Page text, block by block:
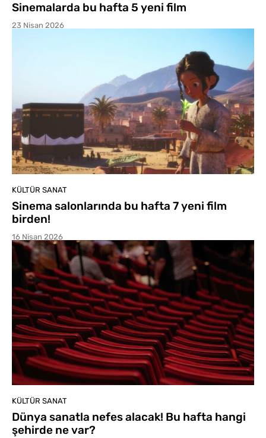
Sinemalarda bu hafta 5 yeni film
23 Nisan 2026
KÜLTÜR SANAT
Sinema salonlarında bu hafta 7 yeni film
birden!
16 Nisan 2026
KÜLTÜR SANAT
Dünya sanatla nefes alacak! Bu hafta hangi
şehirde ne var?